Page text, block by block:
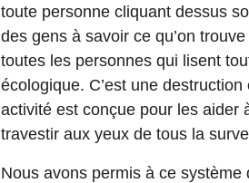
toute personne cliquant dessus
des gens à savoir ce qu’on
toutes les personnes qui lisent
écologique. C’est une
activité est conçue pour les aider
travestir aux yeux de tous la
Nous avons permis à ce